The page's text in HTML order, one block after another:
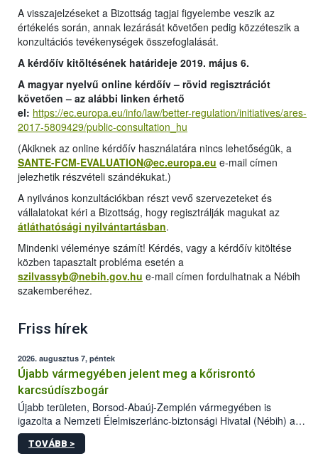
A visszajelzéseket a Bizottság tagjai figyelembe veszik az
értékelés során, annak lezárását követően pedig közzéteszik a
konzultációs tevékenységek összefoglalását.
A kérdőív kitöltésének határideje 2019. május 6.
A magyar nyelvű online kérdőív – rövid regisztrációt
követően – az alábbi linken érhető
el: https://ec.europa.eu/info/law/better-regulation/initiatives/ares-
2017-5809429/public-consultation_hu
(Akiknek az online kérdőív használatára nincs lehetőségük, a
SANTE-FCM-EVALUATION@ec.europa.eu e-mail címen
jelezhetik részvételi szándékukat.)
A nyilvános konzultációkban részt vevő szervezeteket és
vállalatokat kéri a Bizottság, hogy regisztrálják magukat az
átláthatósági nyilvántartásban.
Mindenki véleménye számít! Kérdés, vagy a kérdőív kitöltése
közben tapasztalt probléma esetén a
szilvassyb@nebih.gov.hu e-mail címen fordulhatnak a Nébih
szakemberéhez.
Friss hírek
2026. augusztus 7, péntek
Újabb vármegyében jelent meg a kőrisrontó
karcsúdíszbogár
Újabb területen, Borsod-Abaúj-Zemplén vármegyében is
igazolta a Nemzeti Élelmiszerlánc-biztonsági Hivatal (Nébih) a
kőrisrontó karcsúdíszbogár (Agrilus planipennis) jelenlétét. A
kártevőt nem csak színcsapdában találták meg, de már fertőzött
TOVÁBB >